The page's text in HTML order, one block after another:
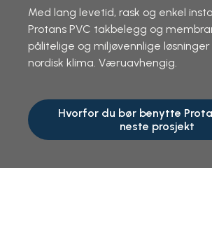
Med lang levetid, rask og enkel
Protans PVC takbelegg og
pålitelige og miljøvennlige
nordisk klima. Væruavhengig.
Hvorfor du bør benytte
neste prosjekt